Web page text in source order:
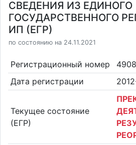
СВЕДЕНИЯ ИЗ ЕДИНОГО
ГОСУДАРСТВЕННОГО
ИП (ЕГР)
по состоянию на 24.11.2021
Регистрационный номер
Дата регистрации
Текущее состояние
(ЕГР)